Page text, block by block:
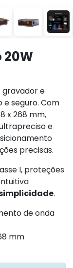
20W
gravador e
seguro. Com
x 268 mm,
e
precisas.
I, proteções
.
de onda
mm